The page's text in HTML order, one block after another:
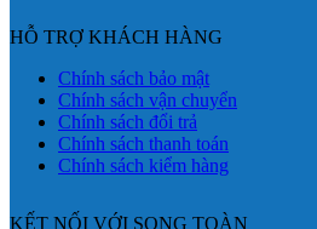
HỖ TRỢ KHÁCH HÀNG
Chính sách bảo mật
Chính sách vận chuyển
Chính sách đổi trả
Chính sách thanh toán
Chính sách kiểm hàng
KẾT NỐI VỚI SONG TOÀN